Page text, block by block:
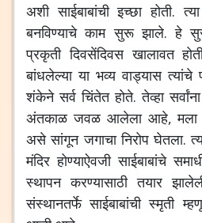
अशी साईबाबांची इच्छा होती.
बनविण्याचे काम सुरू झाले. हे
प्रकृती दिवसेंदिवस खालावत
बांधलेल्या या भव्य वाड्यास त्यांचे
शंकेने सर्व चिंतेत होते. तेव्हा सर्वांना
अंतकाळ जवळ आलेला आहे, मला
असे सांगून जगाचा निरोप घेतला.
मंदिर होण्याऐवजी साईबाबांचे
स्थापन करण्यासाठी तयार
संस्थानतर्फे साईबाबांची स्मृती